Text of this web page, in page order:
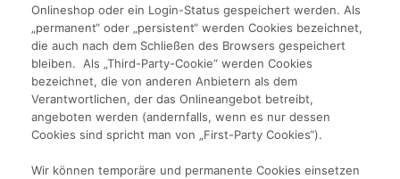
Onlineshop oder ein Login-Status gespeichert werden. Als
„permanent“ oder „persistent“ werden Cookies bezeichnet,
die auch nach dem Schließen des Browsers gespeichert
bleiben. Als „Third-Party-Cookie“ werden Cookies
bezeichnet, die von anderen Anbietern als dem
Verantwortlichen, der das Onlineangebot betreibt,
angeboten werden (andernfalls, wenn es nur dessen
Cookies sind spricht man von „First-Party Cookies“).
Wir können temporäre und permanente Cookies einsetzen